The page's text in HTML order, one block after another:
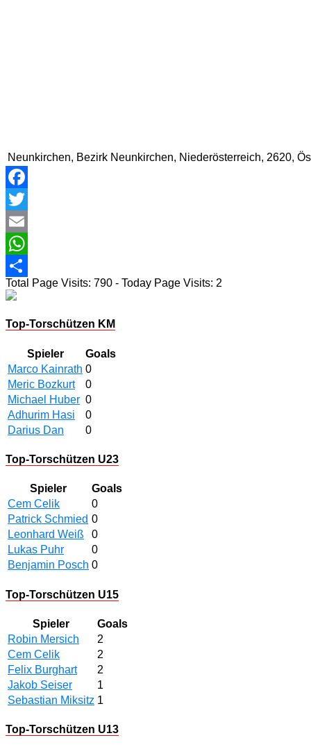
Neunkirchen, Bezirk Neunkirchen, Niederösterreich, 2620,
Facebook
Twitter
Email
WhatsApp
Teilen
Total Page Visits: 790 - Today Page Visits: 2
Top-Torschützen KM
Spieler
Goals
Marco Kainrath 0
Meric Bozkurt
0
Michael Huber 0
Adhurim Hasi
0
Darius Dan
0
Top-Torschützen U23
Spieler
Goals
Cem Celik
0
Patrick Schmied 0
Leonhard Weiß
0
Lukas Puhr
0
Benjamin Posch 0
Top-Torschützen U15
Spieler
Goals
Robin Mersich
2
Cem Celik
2
Felix Burghart
2
Jakob Seiser
1
Sebastian Miksitz 1
Top-Torschützen U13